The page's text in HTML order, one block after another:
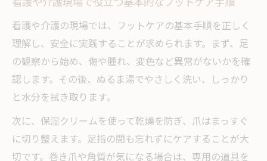
看護や介護の現場では、フットケアの基本手順を正しく
理解し、安全に実践することが求められます。まず、足
の観察から始め、傷や腫れ、変色など異常がないかを確
認します。その後、ぬるま湯でやさしく洗い、しっかり
と水分を拭き取ります。
次に、保湿クリームを使って乾燥を防ぎ、爪はまっすぐ
に切り整えます。足指の間も忘れずにケアすることが大
切です。巻き爪や角質が気になる場合は、専用の道具を